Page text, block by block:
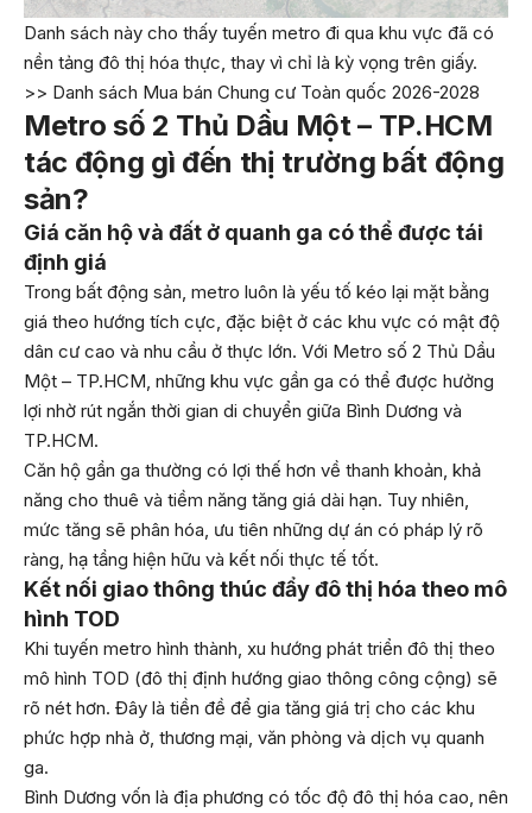
Danh sách này cho thấy tuyến metro đi qua khu vực đã có
nền tảng đô thị hóa thực, thay vì chỉ là kỳ vọng trên giấy.
>> Danh sách Mua bán Chung cư Toàn quốc 2026-2028
Metro số 2 Thủ Dầu Một – TP.HCM
tác động gì đến thị trường bất động
sản?
Giá căn hộ và đất ở quanh ga có thể được tái
định giá
Trong bất động sản, metro luôn là yếu tố kéo lại mặt bằng
giá theo hướng tích cực, đặc biệt ở các khu vực có mật độ
dân cư cao và nhu cầu ở thực lớn. Với Metro số 2 Thủ Dầu
Một – TP.HCM, những khu vực gần ga có thể được hưởng
lợi nhờ rút ngắn thời gian di chuyển giữa Bình Dương và
TP.HCM.
Căn hộ gần ga thường có lợi thế hơn về thanh khoản, khả
năng cho thuê và tiềm năng tăng giá dài hạn. Tuy nhiên,
mức tăng sẽ phân hóa, ưu tiên những dự án có pháp lý rõ
ràng, hạ tầng hiện hữu và kết nối thực tế tốt.
Kết nối giao thông thúc đẩy đô thị hóa theo mô
hình TOD
Khi tuyến metro hình thành, xu hướng phát triển đô thị theo
mô hình TOD (đô thị định hướng giao thông công cộng) sẽ
rõ nét hơn. Đây là tiền đề để gia tăng giá trị cho các khu
phức hợp nhà ở, thương mại, văn phòng và dịch vụ quanh
ga.
Bình Dương vốn là địa phương có tốc độ đô thị hóa cao, nên